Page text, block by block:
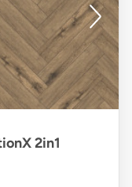
2in1